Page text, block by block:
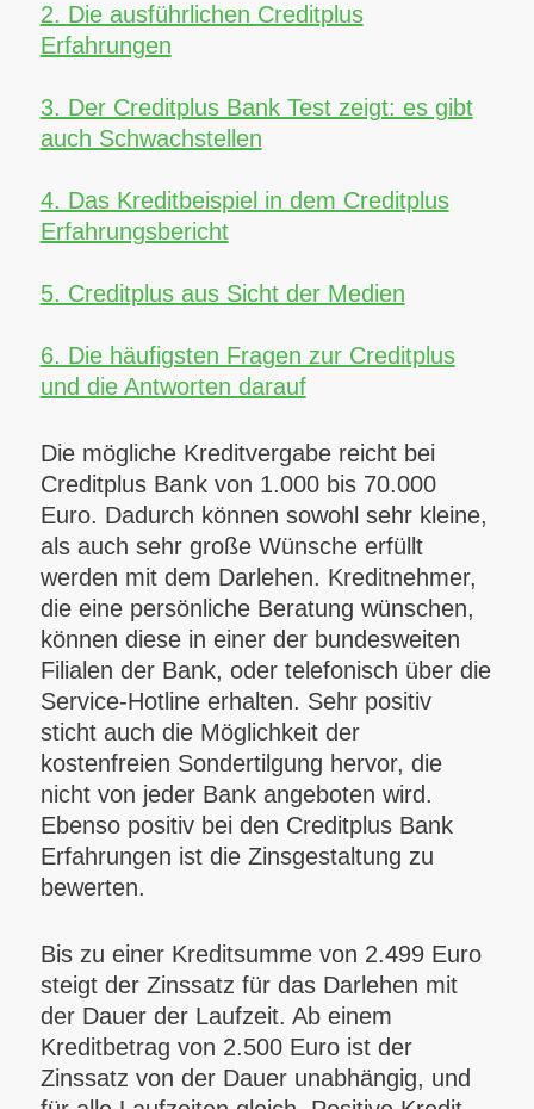
2. Die ausführlichen Creditplus
Erfahrungen
3. Der Creditplus Bank Test zeigt: es gibt
auch Schwachstellen
4. Das Kreditbeispiel in dem Creditplus
Erfahrungsbericht
5. Creditplus aus Sicht der Medien
6. Die häufigsten Fragen zur Creditplus
und die Antworten darauf
Die mögliche Kreditvergabe reicht bei
Creditplus Bank von 1.000 bis 70.000
Euro. Dadurch können sowohl sehr kleine,
als auch sehr große Wünsche erfüllt
werden mit dem Darlehen. Kreditnehmer,
die eine persönliche Beratung wünschen,
können diese in einer der bundesweiten
Filialen der Bank, oder telefonisch über die
Service-Hotline erhalten. Sehr positiv
sticht auch die Möglichkeit der
kostenfreien Sondertilgung hervor, die
nicht von jeder Bank angeboten wird.
Ebenso positiv bei den Creditplus Bank
Erfahrungen ist die Zinsgestaltung zu
bewerten.
Bis zu einer Kreditsumme von 2.499 Euro
steigt der Zinssatz für das Darlehen mit
der Dauer der Laufzeit. Ab einem
Kreditbetrag von 2.500 Euro ist der
Zinssatz von der Dauer unabhängig, und